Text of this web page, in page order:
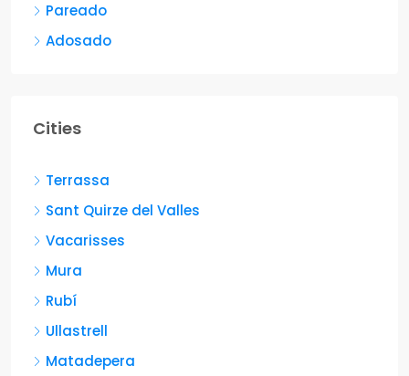
Pareado
Adosado
Cities
Terrassa
Sant Quirze del Valles
Vacarisses
Mura
Rubí
Ullastrell
Matadepera